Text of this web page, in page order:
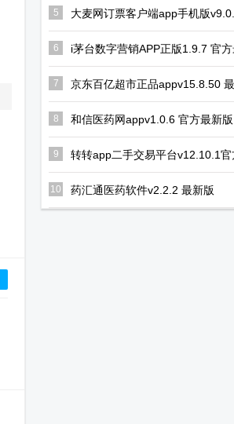
5
大麦网订票客户端app手机版
正版
6 i茅台数字营销APP正版1.9.7 官
7 京东百亿超市正品appv15.8.50
8 和信医药网appv1.0.6 官方最新版
9 转转app二手交易平台v12.10.1官
10 药汇通医药软件v2.2.2 最新版